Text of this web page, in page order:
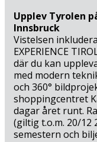
Med Hotel
omvårdnad,
lugn förenas i
den naturliga
wellnessområdet,
eller uppleva
vuxensemester
förnyad energi.
Upplev Tyrolen
Innsbruck
Vistelsen
EXPERIENCE
där du kan
med modern
och 360°
shoppingcentret
dagar året runt.
(giltig t.o.m. 20/12
semestern och